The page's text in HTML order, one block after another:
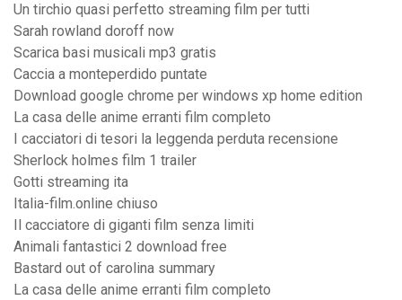
Un tirchio quasi perfetto streaming film per tutti
Sarah rowland doroff now
Scarica basi musicali mp3 gratis
Caccia a monteperdido puntate
Download google chrome per windows xp home edition
La casa delle anime erranti film completo
I cacciatori di tesori la leggenda perduta recensione
Sherlock holmes film 1 trailer
Gotti streaming ita
Italia-film.online chiuso
Il cacciatore di giganti film senza limiti
Animali fantastici 2 download free
Bastard out of carolina summary
La casa delle anime erranti film completo